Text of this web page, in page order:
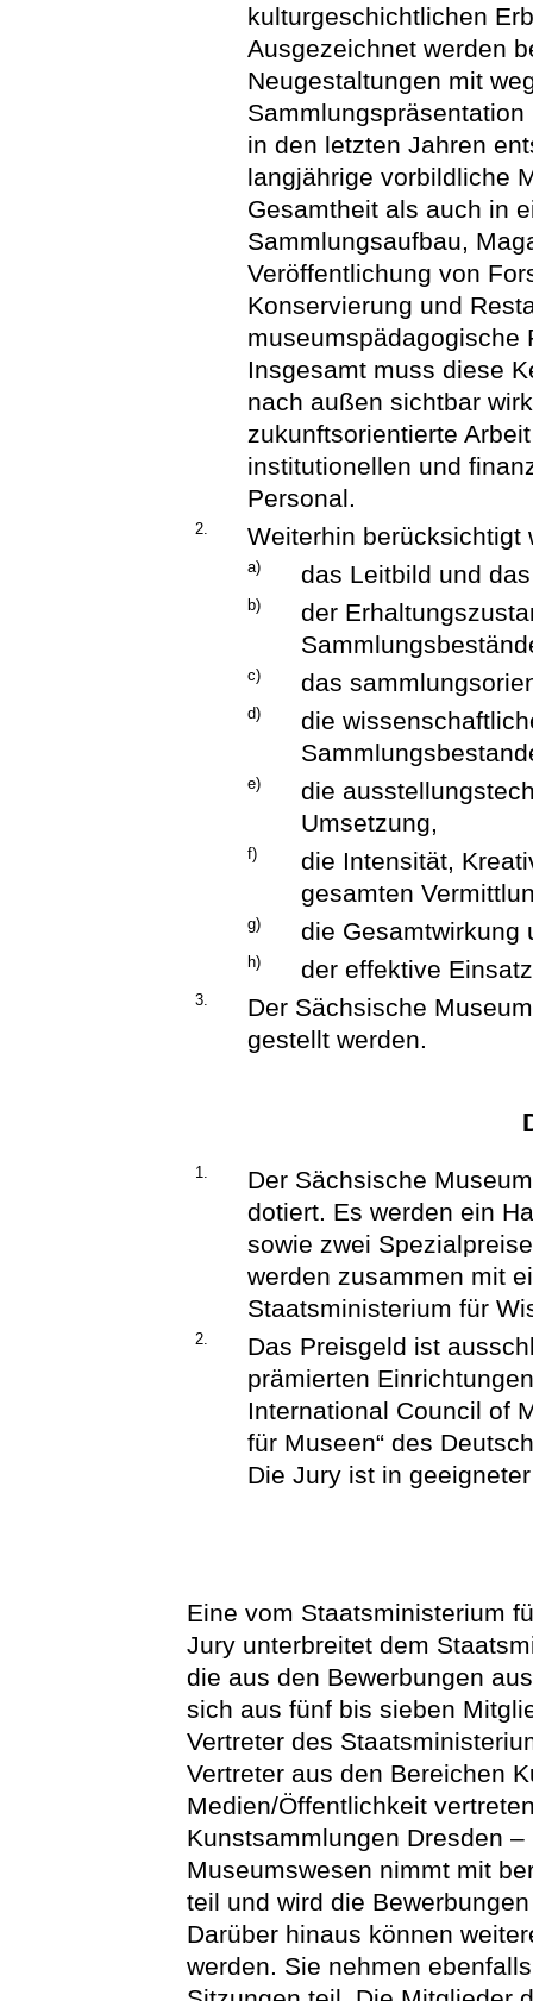
kulturgeschichtlichen
Ausgezeichnet werden
Neugestaltungen mit
in den letzten Jahren
langjährige vorbildliche
Gesamtheit als auch in
Sammlungsaufbau,
Veröffentlichung von
Konservierung und
museumspädagogische
Insgesamt muss diese
nach außen sichtbar
zukunftsorientierte
institutionellen und
Personal.
2. Weiterhin berücksichtigt
a) das Leitbild und
b)
der
c) das
d)
die
e)
die
Umsetzung,
f)
die Intensität,
gesamten
g) die Gesamtwirkung
h) der effektive
3.
Der Sächsische
gestellt werden.
1.
Der Sächsische
dotiert. Es werden ein
sowie zwei
werden zusammen mit
Staatsministerium für
2.
Das Preisgeld ist
prämierten
International Council of
für Museen“ des
Die Jury ist in
Eine vom Staatsministerium
Jury unterbreitet dem
die aus den Bewerbungen
sich aus fünf bis sieben
Vertreter des
Vertreter aus den Bereichen
Medien/Öffentlichkeit
Kunstsammlungen Dresden
Museumswesen nimmt mit
teil und wird die
Darüber hinaus können
werden. Sie nehmen